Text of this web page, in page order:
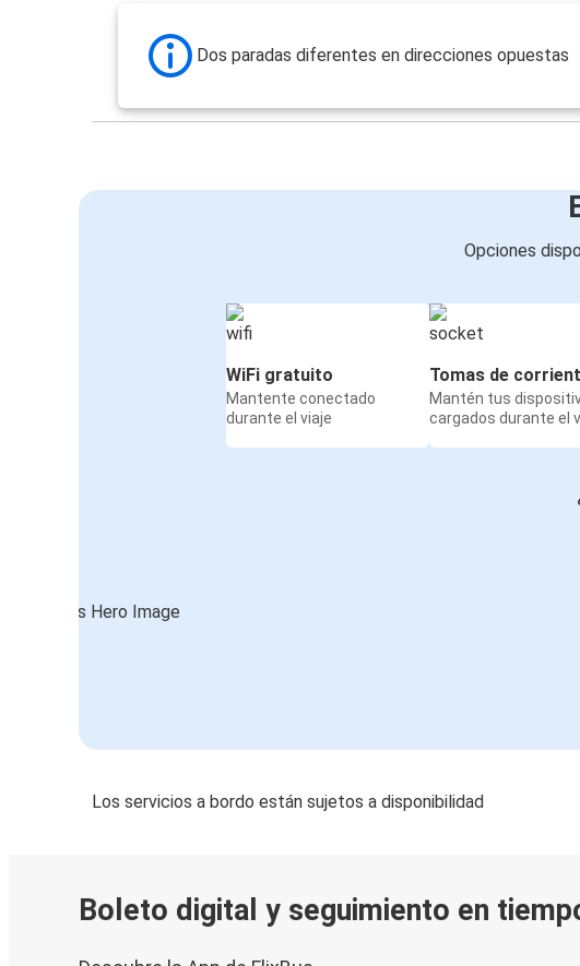
Dos paradas diferentes en direcciones opuestas
Opciones
WiFi gratuito
Mantente conectado
durante el viaje
Tomas de
Mantén tus
cargados durante el
Los servicios a bordo están sujetos a disponibilidad
Boleto digital y seguimiento en